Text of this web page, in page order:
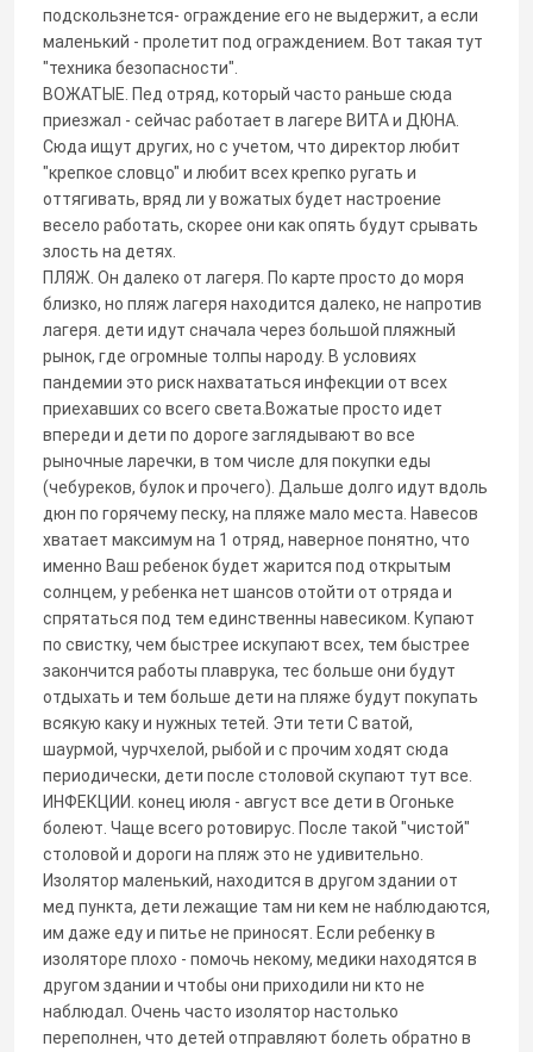
подскользнется- ограждение его не выдержит, а если
маленький - пролетит под ограждением. Вот такая тут
"техника безопасности".
ВОЖАТЫЕ. Пед отряд, который часто раньше сюда
приезжал - сейчас работает в лагере ВИТА и ДЮНА.
Сюда ищут других, но с учетом, что директор любит
"крепкое словцо" и любит всех крепко ругать и
оттягивать, вряд ли у вожатых будет настроение
весело работать, скорее они как опять будут срывать
злость на детях.
ПЛЯЖ. Он далеко от лагеря. По карте просто до моря
близко, но пляж лагеря находится далеко, не напротив
лагеря. дети идут сначала через большой пляжный
рынок, где огромные толпы народу. В условиях
пандемии это риск нахвататься инфекции от всех
приехавших со всего света.Вожатые просто идет
впереди и дети по дороге заглядывают во все
рыночные ларечки, в том числе для покупки еды
(чебуреков, булок и прочего). Дальше долго идут вдоль
дюн по горячему песку, на пляже мало места. Навесов
хватает максимум на 1 отряд, наверное понятно, что
именно Ваш ребенок будет жарится под открытым
солнцем, у ребенка нет шансов отойти от отряда и
спрятаться под тем единственны навесиком. Купают
по свистку, чем быстрее искупают всех, тем быстрее
закончится работы плаврука, тес больше они будут
отдыхать и тем больше дети на пляже будут покупать
всякую каку и нужных тетей. Эти тети С ватой,
шаурмой, чурчхелой, рыбой и с прочим ходят сюда
периодически, дети после столовой скупают тут все.
ИНФЕКЦИИ. конец июля - август все дети в Огоньке
болеют. Чаще всего ротовирус. После такой "чистой"
столовой и дороги на пляж это не удивительно.
Изолятор маленький, находится в другом здании от
мед пункта, дети лежащие там ни кем не наблюдаются,
им даже еду и питье не приносят. Если ребенку в
изоляторе плохо - помочь некому, медики находятся в
другом здании и чтобы они приходили ни кто не
наблюдал. Очень часто изолятор настолько
переполнен, что детей отправляют болеть обратно в